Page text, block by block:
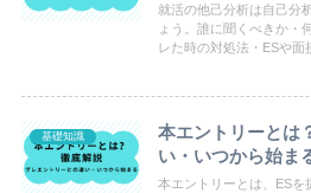
就活の他己分析は自己分
ょう。誰に聞くべきか・
レた時の対処法・ESや
基礎知識
本エントリーとは
い・いつから始ま
本エントリーとは、ESを